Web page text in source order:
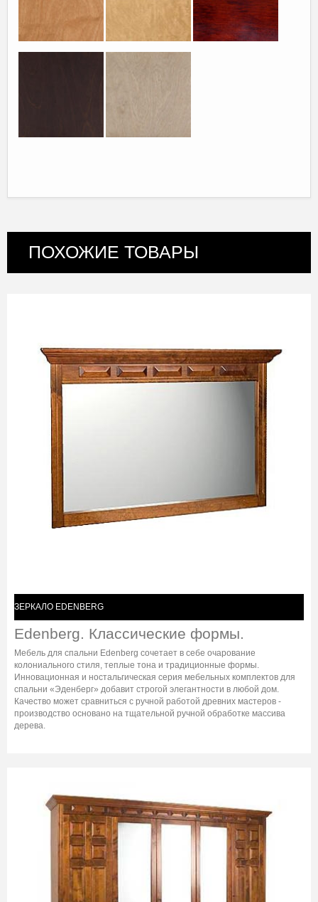
ПОХОЖИЕ ТОВАРЫ
ЗЕРКАЛО EDENBERG
Edenberg. Классические формы.
Мебель для спальни Edenberg сочетает в себе очарование
колониального стиля, теплые тона и традиционные формы.
Инновационная и ностальгическая серия мебельных комплектов для
спальни «Эденберг» добавит строгой элегантности в любой дом.
Качество может сравниться с ручной работой древних мастеров -
производство основано на тщательной ручной обработке массива
дерева.